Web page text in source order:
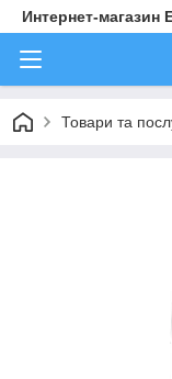
Интернет-магазин
Товари та